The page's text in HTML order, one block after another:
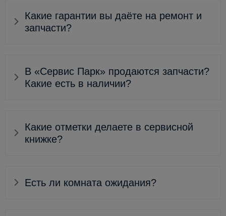
Какие гарантии вы даёте на ремонт и
запчасти?
В «Сервис Парк» продаются запчасти?
Какие есть в наличии?
Какие отметки делаете в сервисной
книжке?
Есть ли комната ожидания?